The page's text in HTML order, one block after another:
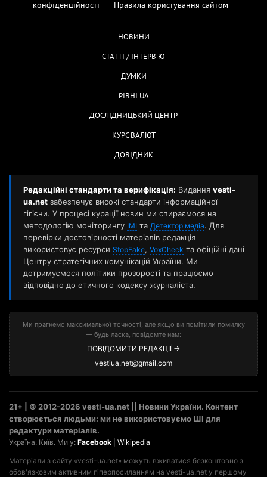
конфіденційності
Правила користування сайтом
НОВИНИ
СТАТТІ / ІНТЕРВ'Ю
ДУМКИ
РІВНІ.UA
ДОСЛІДНИЦЬКИЙ ЦЕНТР
КУРС ВАЛЮТ
ДОВІДНИК
Редакційні стандарти та верифікація: Видання vesti-
ua.net забезпечує високі стандарти інформаційної
гігієни. У процесі курації новин ми спираємося на
методологію моніторингу ІМІ та Детектор медіа. Для
перевірки достовірності матеріалів редакція
використовує ресурси StopFake, VoxCheck та офіційні дані
Центру стратегічних комунікацій України. Ми
дотримуємося політики прозорості та працюємо
відповідно до етичного кодексу журналіста.
Ми прагнемо максимальної точності, але якщо ви помітили помилку
— будь ласка, повідомте нам:
ПОВІДОМИТИ РЕДАКЦІЇ →
vestiua.net@gmail.com
21+ | © 2012-2026 vesti-ua.net || Новини України. Контент
створюється людьми: ми не використовуємо ШІ для
редактури матеріалів.
Україна. Київ. Ми у: Facebook Wikipedia
Матеріали з сайту «vesti-ua.net» можуть вживатися безкоштовно з
обов'язковим активним гіперпосиланням на vesti-ua.net у першому